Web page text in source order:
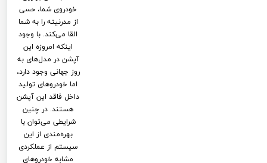
خودروی شما، حسی
از مدرنیته را به شما
القا می‌کند. با وجود
اینکه امروزه این
آپشن در مدل‌های به
روز جهانی وجود دارد،
اما خودروهای تولید
داخل فاقد این آپشن
هستند. در چنین
شرایطی می‌توان با
بهره‌مندی از این
سیستم از عملکردی
مشابه خودروهای